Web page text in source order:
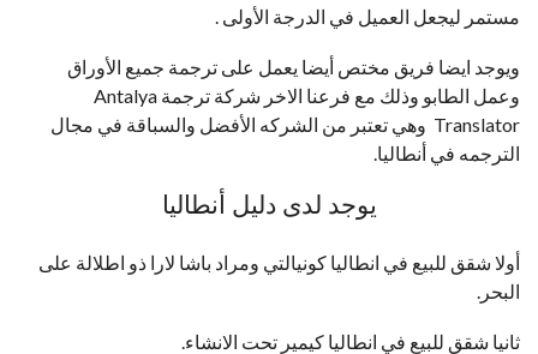
مستمر ليجعل العميل في الدرجة الأولى .
ويوجد ايضا فريق مختص أيضا يعمل على ترجمة جميع الأوراق
وعمل الطابو وذلك مع فرعنا الاخر شركة ترجمة Antalya
Translator وهي تعتبر من الشركه الأفضل والسباقة في مجال
الترجمه في أنطاليا.
يوجد لدى دليل أنطاليا
أولا شقق للبيع في انطاليا كونيالتي ومراد باشا لارا ذو اطلالة على
البحر.
ثانيا شقق للبيع في انطاليا كيمير تحت الانشاء.